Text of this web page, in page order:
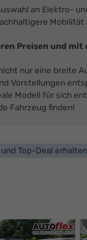
an Elektro-
Mobilität
Preisen und
nur eine breite
Vorstellungen
Modell für sich
Fahrzeug finden!
Top-Deal erhalten